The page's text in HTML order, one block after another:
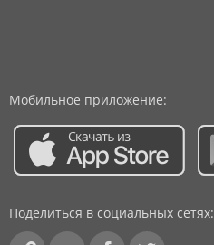
Мобильное приложение:
Поделиться в социальных сетях: